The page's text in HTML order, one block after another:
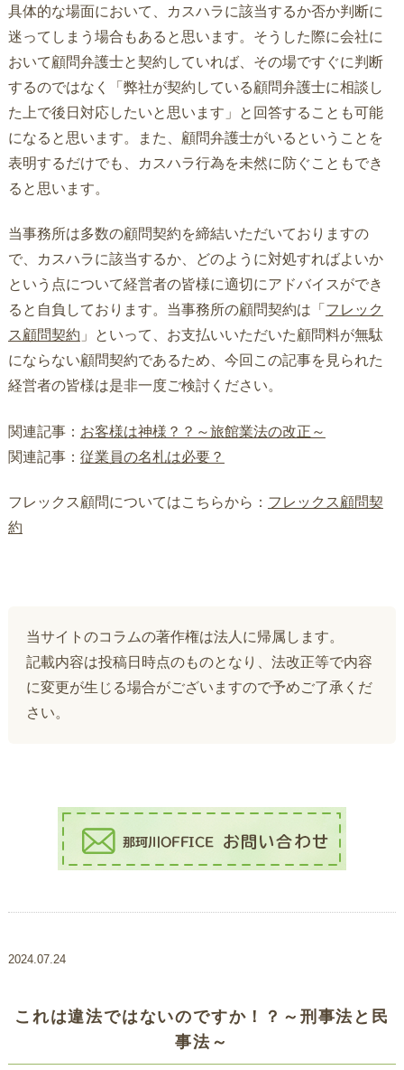
具体的な場面において、カスハラに該当するか否か判断に
迷ってしまう場合もあると思います。そうした際に会社に
おいて顧問弁護士と契約していれば、その場ですぐに判断
するのではなく「弊社が契約している顧問弁護士に相談し
た上で後日対応したいと思います」と回答することも可能
になると思います。また、顧問弁護士がいるということを
表明するだけでも、カスハラ行為を未然に防ぐこともでき
ると思います。
当事務所は多数の顧問契約を締結いただいておりますの
で、カスハラに該当するか、どのように対処すればよいか
という点について経営者の皆様に適切にアドバイスができ
ると自負しております。当事務所の顧問契約は「 フレック
ス顧問契約 」といって、お支払いいただいた顧問料が無駄
にならない顧問契約であるため、今回この記事を見られた
経営者の皆様は是非一度ご検討ください。
関連記事： お客様は神様？？～旅館業法の改正～
関連記事： 従業員の名札は必要？
フレックス顧問についてはこちらから： フレックス顧問契
約
当サイトのコラムの著作権は法人に帰属します。
記載内容は投稿日時点のものとなり、法改正等で内容
に変更が生じる場合がございますので予めご了承くだ
さい。
2024.07.24
これは違法ではないのですか！？～刑事法と民
事法～